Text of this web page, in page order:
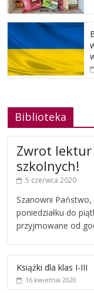
Biblioteka
Zwrot
szkolnych!
5 czerwca 2020
Szanowni Państwo,
poniedziałku do
przyjmowane od
Książki dla klas I-III
16 kwietnia 2020